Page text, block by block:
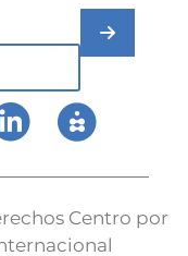
Centro por